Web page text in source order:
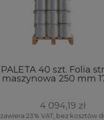
PALETA 40 szt. Folia
maszynowa 250 mm
transparent 9kg
4 094,19 zł
zawiera 23% VAT, bez kosztów